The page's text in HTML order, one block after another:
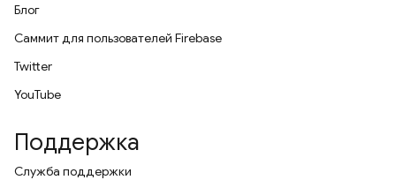
Блог
Саммит для пользователей Firebase
Twitter
YouTube
Поддержка
Служба поддержки